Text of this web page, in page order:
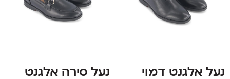
נעל אלגנט דמוי
נעל סירה אלגנט